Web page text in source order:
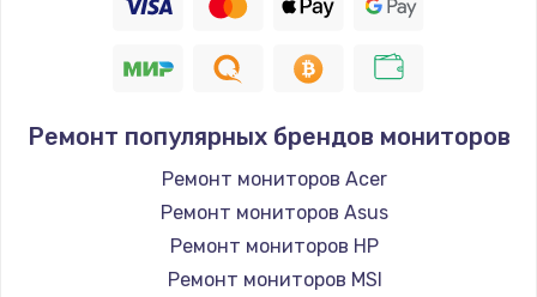
Ремонт популярных брендов мониторов
Ремонт мониторов Acer
Ремонт мониторов Asus
Ремонт мониторов HP
Ремонт мониторов MSI